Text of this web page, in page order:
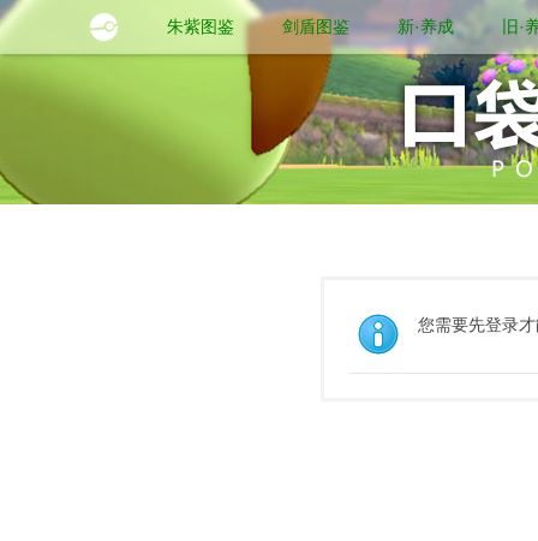
朱紫图鉴 剑盾图鉴 新·养成 旧·
您需要先登录